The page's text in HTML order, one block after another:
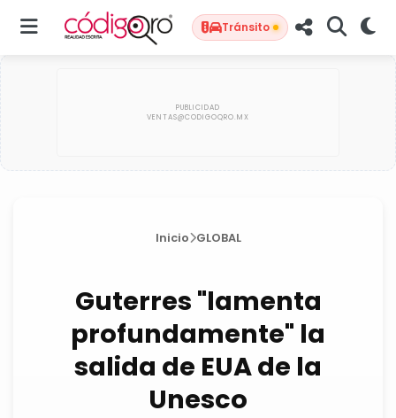
Tránsito
Inicio GLOBAL
Guterres "lamenta
profundamente" la
salida de EUA de la
Unesco